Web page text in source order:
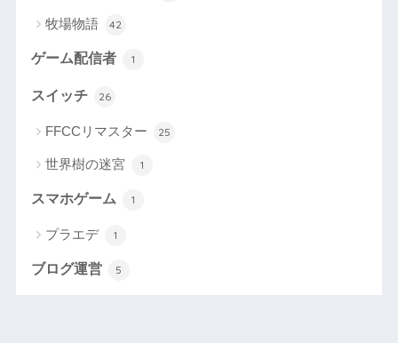
牧場物語 42
ゲーム配信者 1
スイッチ 26
FFCCリマスター 25
世界樹の迷宮 1
スマホゲーム 1
プラエデ 1
ブログ運営 5